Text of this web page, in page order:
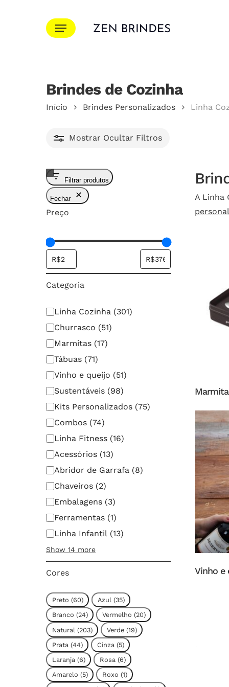
Pressione Enter para pesquisar ou ESC para
Menu
Brindes de Cozinha
Início Brindes Personalizados Linha
Mostrar Ocultar Filtros
Filtrar produtos
Fechar
Preço
Categoria
Categoria
Linha Cozinha (301)
Churrasco (51)
Marmitas (17)
Tábuas (71)
Vinho e queijo (51)
Sustentáveis (98)
Kits Personalizados (75)
Combos (74)
Linha Fitness (16)
Acessórios (13)
Abridor de Garrafa (8)
Chaveiros (2)
Embalagens (3)
Ferramentas (1)
Linha Infantil (13)
Show 14 more
Cores
CorPreto (60 ) Azul (35 )
Branco (24 ) Vermelho (20 )
Natural (203 ) Verde (19 )
Prata (44 ) Cinza (5 )
Laranja (6 ) Rosa (6 )
Amarelo (5 ) Roxo (1 )
A Linha
Vinho e